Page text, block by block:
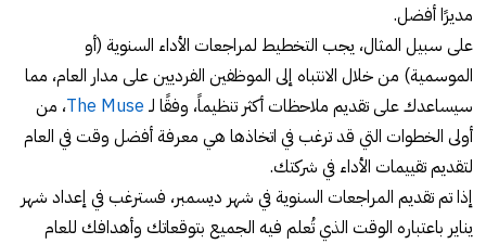
مديرًا أفضل.
على سبيل المثال، يجب التخطيط لمراجعات الأداء السنوية (أو
الموسمية) من خلال الانتباه إلى الموظفين الفرديين على مدار العام، مما
سيساعدك على تقديم ملاحظات أكثر تنظيماً، وفقًا لـ The Muse، من
أولى الخطوات التي قد ترغب في اتخاذها هي معرفة أفضل وقت في العام
لتقديم تقييمات الأداء في شركتك.
إذا تم تقديم المراجعات السنوية في شهر ديسمبر، فسترغب في إعداد شهر
يناير باعتباره الوقت الذي تُعلم فيه الجميع بتوقعاتك وأهدافك للعام